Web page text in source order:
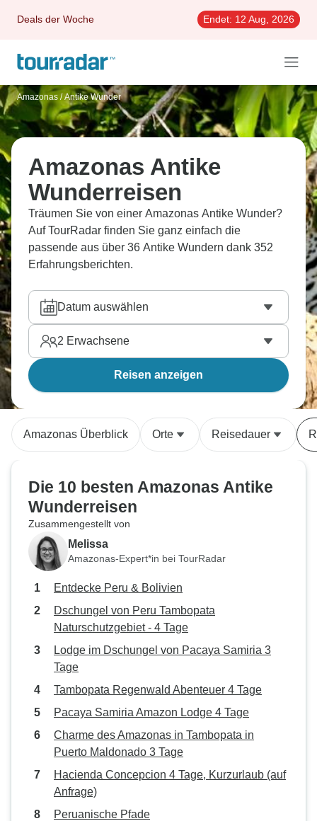
Deals der Woche Endet: 12 Aug, 2026
Amazonas / Antike Wunder
Amazonas Antike
Wunderreisen
Träumen Sie von einer Amazonas Antike Wunder?
Auf TourRadar finden Sie ganz einfach die
passende aus über 36 Antike Wundern dank 352
Erfahrungsberichten.
Datum auswählen
2 Erwachsene
Reisen anzeigen
Amazonas Überblick Orte Reisedauer
Die 10 besten Amazonas Antike
Wunderreisen
Zusammengestellt von
Melissa
Amazonas-Expert*in bei TourRadar
Entdecke Peru & Bolivien
Dschungel von Peru Tambopata
Naturschutzgebiet - 4 Tage
Lodge im Dschungel von Pacaya Samiria 3
Tage
Tambopata Regenwald Abenteuer 4 Tage
Pacaya Samiria Amazon Lodge 4 Tage
Charme des Amazonas in Tambopata in
Puerto Maldonado 3 Tage
Hacienda Concepcion 4 Tage, Kurzurlaub (auf
Anfrage)
Peruanische Pfade